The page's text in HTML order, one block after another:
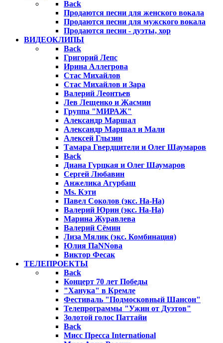
Back
Продаются песни для женского вокала
Продаются песни для мужского вокала
Продаются песни - дуэты, хор
ВИДЕОКЛИПЫ
Back
Григорий Лепс
Ирина Аллегрова
Стас Михайлов
Стас Михайлов и Зара
Валерий Леонтьев
Лев Лещенко и Жасмин
Группа "МИРАЖ"
Александр Маршал
Александр Маршал и Мали
Алексей Глызин
Тамара Гвердцители и Олег Шаумаров
Back
Диана Гурцкая и Олег Шаумаров
Сергей Любавин
Анжелика Агурбаш
Ms. Кэти
Павел Соколов (экс. На-На)
Валерий Юрин (экс. На-На)
Марина Журавлева
Валерий Сёмин
Лиза Мялик (экс. Комбинация)
Юлия ПаNNова
Виктор Фесак
ТЕЛЕПРОЕКТЫ
Back
Концерт 70 лет Победы
"Ханука" в Кремле
Фестиваль "Подмосковный Шансон"
Телепрограммы "Ужин от Дуэтов"
Золотой голос Паттайи
Back
Мисс Пресса International